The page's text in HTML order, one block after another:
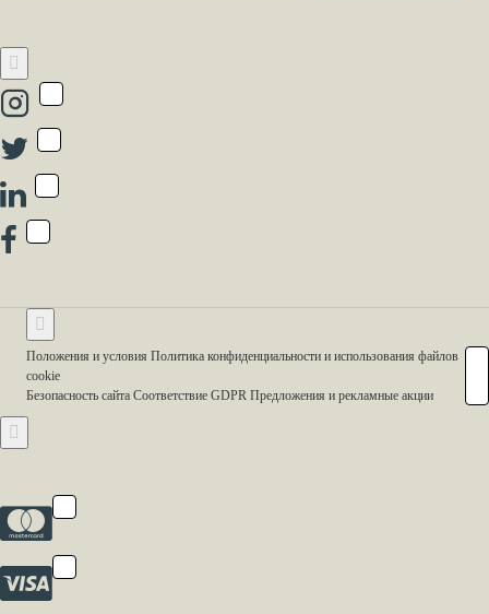
Положения и условия Политика конфиденциальности и использования файлов
cookie
Безопасность сайта Соответствие GDPR Предложения и рекламные акции